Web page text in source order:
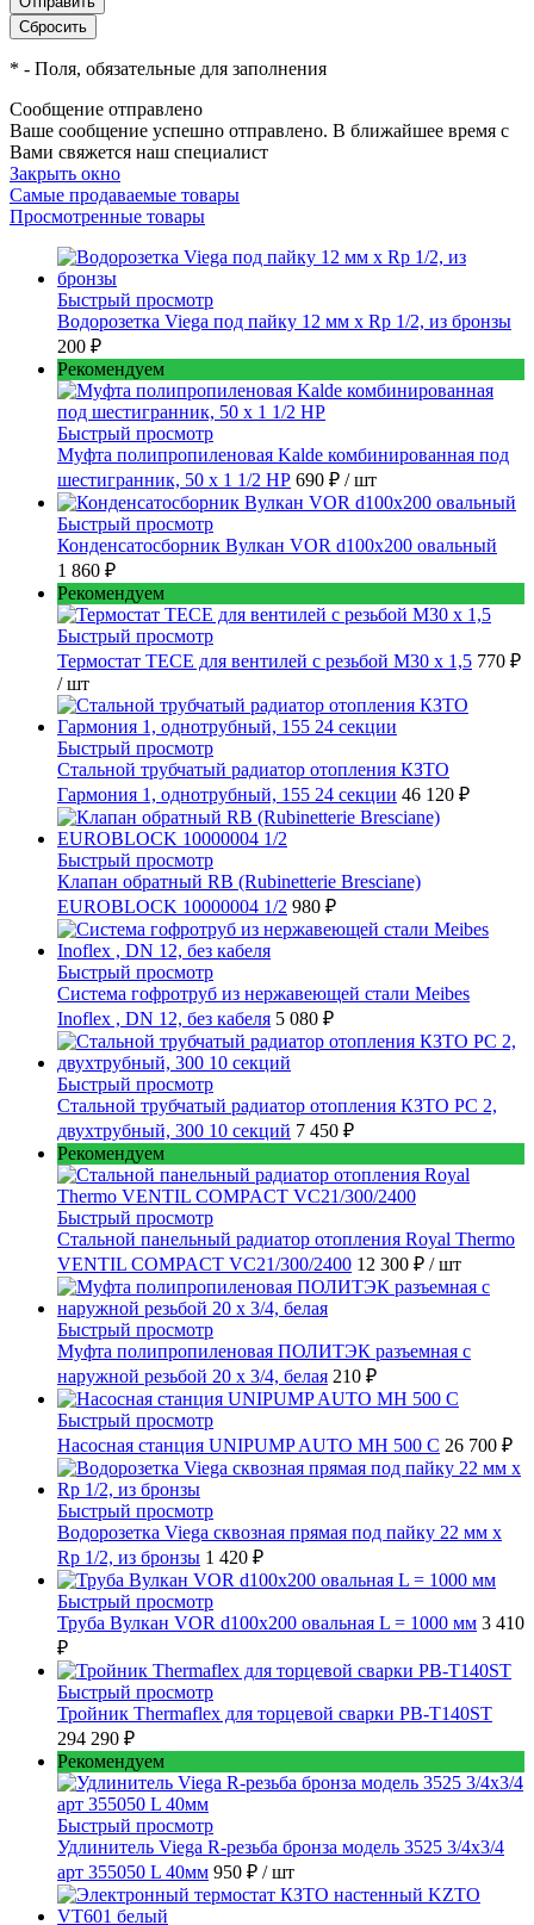
* - Поля, обязательные для заполнения
Сообщение отправлено
Ваше сообщение успешно отправлено. В ближайшее время с
Вами свяжется наш специалист
Закрыть окно
Самые продаваемые товары
Просмотренные товары
Быстрый просмотр
Водорозетка Viega под пайку 12 мм х Rp 1/2, из бронзы
200 ₽
Рекомендуем
Быстрый просмотр
Муфта полипропиленовая Kalde комбинированная под
шестигранник, 50 x 1 1/2 НР 690 ₽ / шт
Быстрый просмотр
Конденсатосборник Вулкан VOR d100x200 овальный
1 860 ₽
Рекомендуем
Быстрый просмотр
Термостат TECE для вентилей с резьбой М30 х 1,5 770 ₽
/ шт
Быстрый просмотр
Стальной трубчатый радиатор отопления КЗТО
Гармония 1, однотрубный, 155 24 секции 46 120 ₽
Быстрый просмотр
Клапан обратный RB (Rubinetterie Bresciane)
EUROBLOCK 10000004 1/2 980 ₽
Быстрый просмотр
Cистема гофротруб из нержавеющей стали Meibes
Inoflex , DN 12, без кабеля 5 080 ₽
Быстрый просмотр
Стальной трубчатый радиатор отопления КЗТО РС 2,
двухтрубный, 300 10 секций 7 450 ₽
Рекомендуем
Быстрый просмотр
Стальной панельный радиатор отопления Royal Thermo
VENTIL COMPACT VC21/300/2400 12 300 ₽ / шт
Быстрый просмотр
Муфта полипропиленовая ПОЛИТЭК разъемная с
наружной резьбой 20 x 3/4, белая 210 ₽
Быстрый просмотр
Насосная станция UNIPUMP AUTO MH 500 С 26 700 ₽
Быстрый просмотр
Водорозетка Viega сквозная прямая под пайку 22 мм х
Rp 1/2, из бронзы 1 420 ₽
Быстрый просмотр
Труба Вулкан VOR d100x200 овальная L = 1000 мм 3 410
₽
Быстрый просмотр
Тройник Thermaflex для торцевой сварки PB-T140ST
294 290 ₽
Рекомендуем
Быстрый просмотр
Удлинитель Viega R-резьба бронза модель 3525 3/4x3/4
арт 355050 L 40мм 950 ₽ / шт